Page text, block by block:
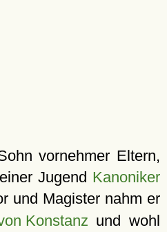
vornehmer Eltern,
Jugend Kanoniker
und Magister nahm er
Konstanz und wohl